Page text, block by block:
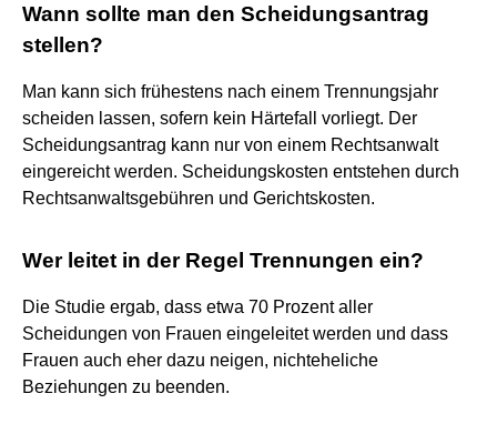
Wann sollte man den Scheidungsantrag
stellen?
Man kann sich frühestens nach einem Trennungsjahr
scheiden lassen, sofern kein Härtefall vorliegt. Der
Scheidungsantrag kann nur von einem Rechtsanwalt
eingereicht werden. Scheidungskosten entstehen durch
Rechtsanwaltsgebühren und Gerichtskosten.
Wer leitet in der Regel Trennungen ein?
Die Studie ergab, dass etwa 70 Prozent aller
Scheidungen von Frauen eingeleitet werden und dass
Frauen auch eher dazu neigen, nichteheliche
Beziehungen zu beenden.